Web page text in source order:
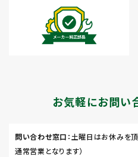
お気軽にお問い
問い合わせ窓口 ：土曜日はお休みを
通常営業となります）